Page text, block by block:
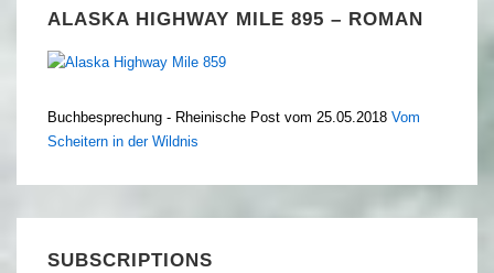
ALASKA HIGHWAY MILE 895 – ROMAN
Buchbesprechung - Rheinische Post vom 25.05.2018 Vom
Scheitern in der Wildnis
SUBSCRIPTIONS